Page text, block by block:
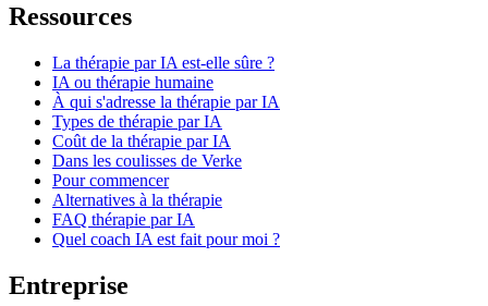
Ressources
La thérapie par IA est-elle sûre ?
IA ou thérapie humaine
À qui s'adresse la thérapie par IA
Types de thérapie par IA
Coût de la thérapie par IA
Dans les coulisses de Verke
Pour commencer
Alternatives à la thérapie
FAQ thérapie par IA
Quel coach IA est fait pour moi ?
Entreprise